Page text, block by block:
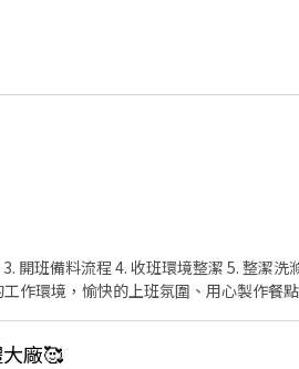
開班備料流程 4. 收班環境整潔 5. 整潔洗
作環境，愉快的上班氛圍、用心製作餐
廠🥰